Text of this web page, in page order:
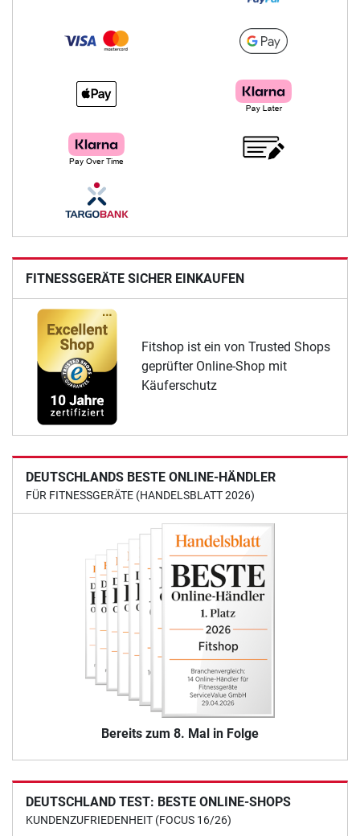
FITNESSGERÄTE SICHER EINKAUFEN
Fitshop ist ein von Trusted Shops
geprüfter Online-Shop mit
Käuferschutz
DEUTSCHLANDS BESTE ONLINE-HÄNDLER
FÜR FITNESSGERÄTE (HANDELSBLATT 2026)
Bereits zum 8. Mal in Folge
DEUTSCHLAND TEST: BESTE ONLINE-SHOPS
KUNDENZUFRIEDENHEIT (FOCUS 16/26)